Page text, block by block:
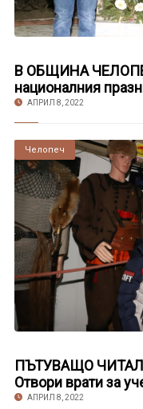
В ОБЩИНА
националния
АПРИЛ 8, 2022
Челопеч
ПЪТУВАЩО
Отвори врати за
АПРИЛ 8, 2022